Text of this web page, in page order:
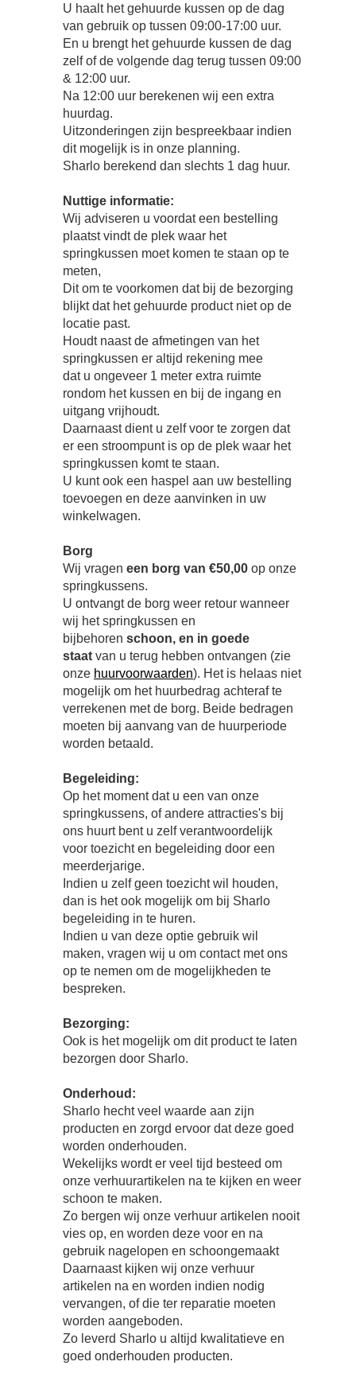
U haalt het gehuurde kussen op de dag
van gebruik op tussen 09:00-17:00 uur.
En u brengt het gehuurde kussen de dag
zelf of de volgende dag terug tussen 09:00
& 12:00 uur.
Na 12:00 uur berekenen wij een extra
huurdag.
Uitzonderingen zijn bespreekbaar indien
dit mogelijk is in onze planning.
Sharlo berekend dan slechts 1 dag huur.
Nuttige informatie:
Wij adviseren u voordat een bestelling
plaatst vindt de plek waar het
springkussen moet komen te staan op te
meten,
Dit om te voorkomen dat bij de bezorging
blijkt dat het gehuurde product niet op de
locatie past.
Houdt naast de afmetingen van het
springkussen er altijd rekening mee
dat u ongeveer 1 meter extra ruimte
rondom het kussen en bij de ingang en
uitgang vrijhoudt.
Daarnaast dient u zelf voor te zorgen dat
er een stroompunt is op de plek waar het
springkussen komt te staan.
U kunt ook een haspel aan uw bestelling
toevoegen en deze aanvinken in uw
winkelwagen.
Borg
Wij vragen een borg van €50,00 op onze
springkussens.
U ontvangt de borg weer retour wanneer
wij het springkussen en
bijbehoren schoon, en in goede
staat van u terug hebben ontvangen (zie
onze huurvoorwaarden). Het is helaas niet
mogelijk om het huurbedrag achteraf te
verrekenen met de borg. Beide bedragen
moeten bij aanvang van de huurperiode
worden betaald.
Begeleiding:
Op het moment dat u een van onze
springkussens, of andere attracties's bij
ons huurt bent u zelf verantwoordelijk
voor toezicht en begeleiding door een
meerderjarige.
Indien u zelf geen toezicht wil houden,
dan is het ook mogelijk om bij Sharlo
begeleiding in te huren.
Indien u van deze optie gebruik wil
maken, vragen wij u om contact met ons
op te nemen om de mogelijkheden te
bespreken.
Bezorging:
Ook is het mogelijk om dit product te laten
bezorgen door Sharlo.
Onderhoud:
Sharlo hecht veel waarde aan zijn
producten en zorgd ervoor dat deze goed
worden onderhouden.
Wekelijks wordt er veel tijd besteed om
onze verhuurartikelen na te kijken en weer
schoon te maken.
Zo bergen wij onze verhuur artikelen nooit
vies op, en worden deze voor en na
gebruik nagelopen en schoongemaakt
Daarnaast kijken wij onze verhuur
artikelen na en worden indien nodig
vervangen, of die ter reparatie moeten
worden aangeboden.
Zo leverd Sharlo u altijd kwalitatieve en
goed onderhouden producten.